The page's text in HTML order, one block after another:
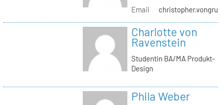
Email
Charlotte von
Ravenstein
Studentin BA/MA Produkt-
Design
Phila Weber